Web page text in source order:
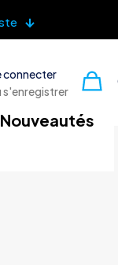
connecter
s'enregistrer
Nouveautés